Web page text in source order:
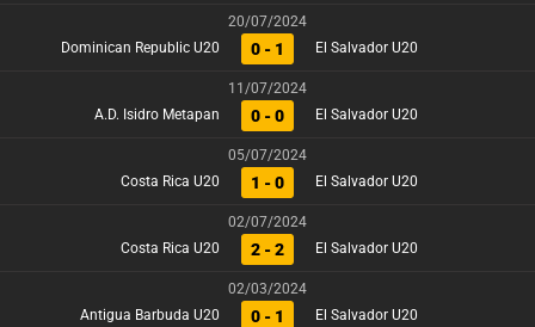
20/07/2024
Dominican Republic U20
0 - 1 El Salvador U20
11/07/2024
A.D. Isidro Metapan
0 - 0 El Salvador U20
05/07/2024
Costa Rica U20
1 - 0 El Salvador U20
02/07/2024
Costa Rica U20
2 - 2 El Salvador U20
02/03/2024
Antigua Barbuda U20
0 - 1 El Salvador U20